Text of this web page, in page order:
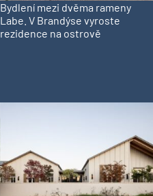
Bydlení mezi dvěma rameny
Labe. V Brandýse vyroste
rezidence na ostrově